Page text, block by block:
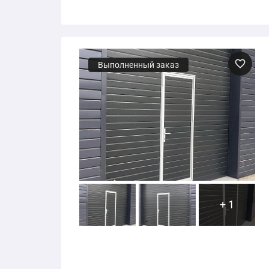
Выполненный заказ
+ 1